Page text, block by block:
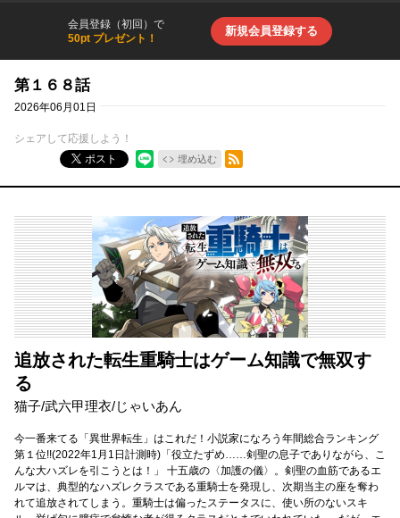
会員登録（初回）で
50pt プレゼント！
新規会員登録する
第１６８話
2026年06月01日
シェアして応援しよう！
ポスト
埋め込む
RSSフィード
追放された転生重騎士はゲーム知識で無双す
る
猫子/武六甲理衣/じゃいあん
今一番来てる「異世界転生」はこれだ！小説家になろう年間総合ランキング
第１位!!(2022年1月1日計測時)「役立たずめ……剣聖の息子でありながら、こ
んな大ハズレを引こうとは！」 十五歳の〈加護の儀〉。剣聖の血筋であるエ
ルマは、典型的なハズレクラスである重騎士を発現し、次期当主の座を奪わ
れて追放されてしまう。重騎士は偏ったステータスに、使い所のないスキ